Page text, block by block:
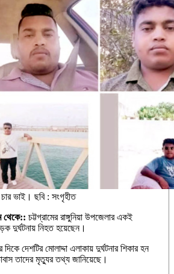
ভাই। ছবি : সংগৃহীত
থেকে:: চট্টগ্রামের রাঙ্গুনিয়া উপজেলার একই
দুর্ঘটনায় নিহত হয়েছেন।
দেশটির মোলাদ্দা এলাকায় দুর্ঘটনার শিকার হন
তাদের মৃত্যুর তথ্য জানিয়েছে।